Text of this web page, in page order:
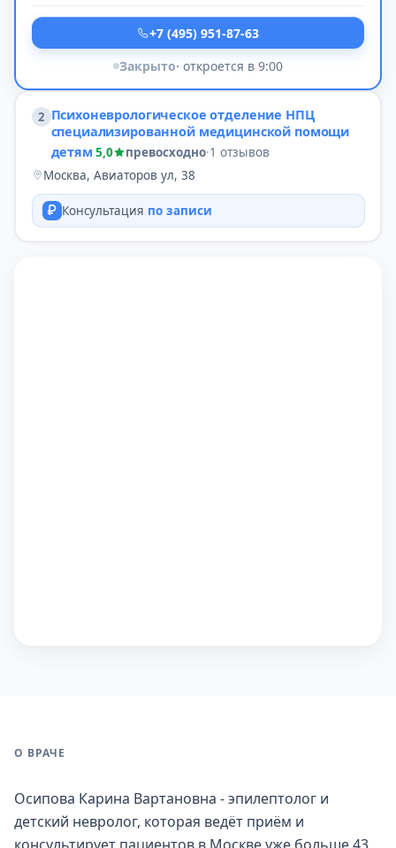
+7 (495) 951-87-63
Закрыто· откроется в 9:00
2 Психоневрологическое отделение НПЦ
специализированной медицинской помощи
детям 5,0 превосходно·1 отзывов
Москва, Авиаторов ул, 38
Консультация по записи
О ВРАЧЕ
Осипова Карина Вартановна - эпилептолог и
детский невролог, которая ведёт приём и